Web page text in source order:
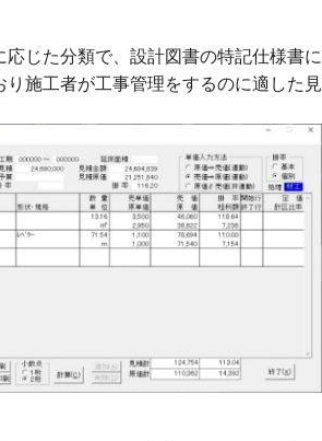
じた分類で、設計図書の特記仕様書に
施工者が工事管理をするのに適した見